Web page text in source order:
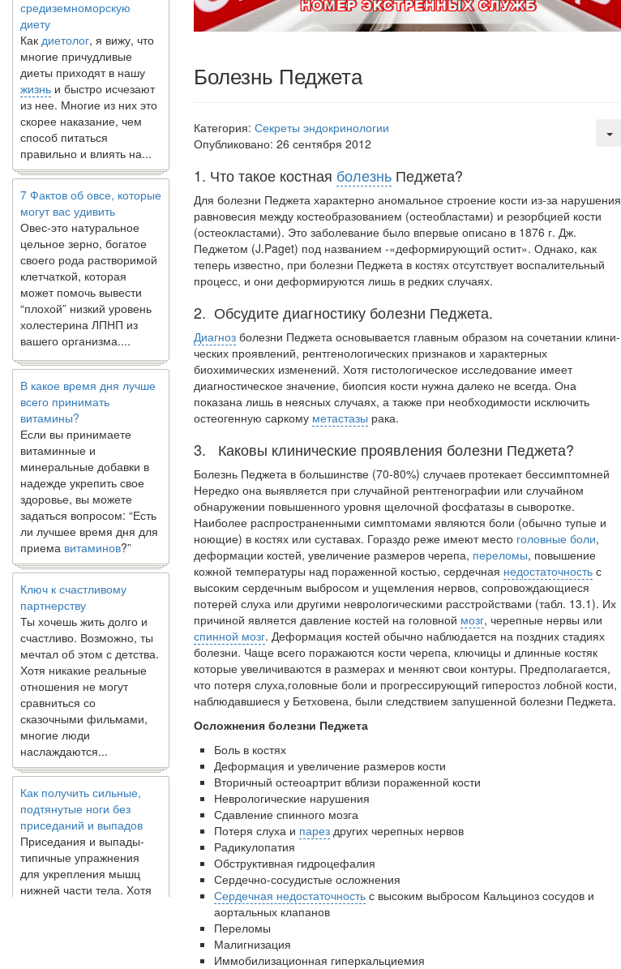
диету
Какдиетолог
многие причудливые
диеты приходят в нашу
жизньи быстро исчезают
из нее. Многие из них это
скорее наказание, чем
способ питаться
правильно и влиять на...
7 Фактов об овсе, которые
могут вас удивить
Овес-это натуральное
цельное зерно, богатое
своего рода растворимой
клетчаткой, которая
может помочь вывести
“плохой” низкий уровень
холестерина ЛПНП из
вашего организма....
В какое время дня лучше
всего принимать
витамины?
Если вы принимаете
витаминные и
минеральные добавки в
надежде укрепить свое
здоровье, вы можете
задаться вопросом: “Есть
ли лучшее время дня для
приемавитаминов?”
Ключ к счастливому
партнерству
Ты хочешь жить долго и
счастливо. Возможно, ты
мечтал об этом с детства.
Хотя никакие реальные
отношения не могут
сравниться со
сказочными фильмами,
многие люди
наслаждаются...
Как получить сильные,
подтянутые ноги без
приседаний и выпадов
Приседания и выпады-
типичные упражнения
для укрепления мышц
нижней части тела. Хотя
они чрезвычайно
Болезнь Педжета
Категория: Секреты эндокринологии
Опубликовано: 26 сентября 2012
1. Что такое костная болезнь Педжета?
Для болезни Педжета характерно аномальное строение кости из-за нарушения
равновесия между костеобразованием (остеобластами) и резорбцией кости
(остео­кластами). Это заболевание было впервые описано в 1876 г. Дж.
Педжетом (J.Paget) под названием -«деформирующий остит». Однако, как
теперь известно, при болезни Педжета в костях отсутствует воспалительный
процесс, и они деформируются лишь в редких случаях.
2. Обсудите диагностику болезни Педжета.
Диагноз болезни Педжета основывается главным образом на сочетании клини­
ческих проявлений, рентгенологических признаков и характерных
биохимических изменений. Хотя гистологическое исследование имеет
диагностическое значение, биопсия кости нужна далеко не всегда. Она
показана лишь в неясных случаях, а так­же при необходимости исключить
остеогенную саркому метастазы рака.
3. Каковы клинические проявления болезни Педжета?
Болезнь Педжета в большинстве (70-80%) случаев протекает бессимптомней
Нередко она выявляется при случайной рентгенографии или случайном
обнаруже­нии повышенного уровня щелочной фосфатазы в сыворотке.
Наиболее распростра­ненными симптомами являются боли (обычно тупые и
ноющие) в костях или сус­тавах. Гораздо реже имеют место головные боли,
деформации костей, увеличение размеров черепа, переломы, повышение
кожной температуры над пораженной кос­тью, сердечная недостаточность с
высоким сердечным выбросом и ущемления не­рвов, сопровождающиеся
потерей слуха или другими неврологическими расстройства­ми (табл. 13.1). Их
причиной является давление костей на головной мозг, черепные нервы или
спинной мозг. Деформация костей обычно наблюдается на поздних стадиях
болезни. Чаще всего поражаются кости черепа, ключицы и длинные костяк
которые увеличиваются в размерах и меняют свои контуры. Предполагается,
что потеря слуха,головные боли и прогрессирующий гиперостоз лобной кости,
наблюдав­шиеся у Бетховена, были следствием запушенной болезни Педжета.
Осложнения болезни Педжета
Боль в костях
Деформация и увеличение размеров кости
Вторичный остеоартрит вблизи пораженной кости
Неврологические нарушения
Сдавление спинного мозга
Потеря слуха и парез других черепных нервов
Радикулопатия
Обструктивная гидроцефалия
Сердечно-сосудистые осложнения
Сердечная недостаточность с высоким выбросом Кальциноз сосудов и
аортальных клапанов
Переломы
Малигнизация
Иммобилизационная гиперкальциемия